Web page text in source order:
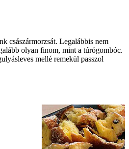
császármorzsát. Legalábbis nem
olyan finom, mint a túrógombóc.
mellé remekül passzol